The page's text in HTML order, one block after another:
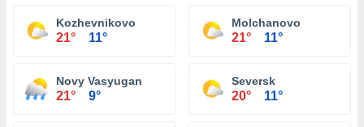
Kozhevnikovo
21° 11°
Molchanovo
21° 11°
Novy Vasyugan
21° 9°
Seversk
20° 11°